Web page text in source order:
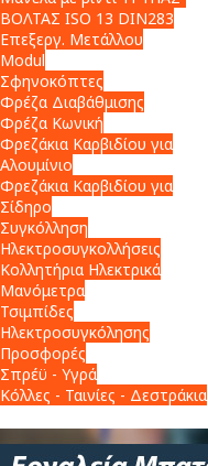
ΒΟΛΤΑΣ ISO 13 DIN283
Επεξεργ. Μετάλλου
Modul
Σφηνοκόπτες
Φρέζα Διαβάθμισης
Φρέζα Κωνική
Φρεζάκια Καρβιδίου για
Αλουμίνιο
Φρεζάκια Καρβιδίου για
Σίδηρο
Συγκόλληση
Ηλεκτροσυγκολλήσεις
Κολλητήρια Ηλεκτρικά
Μανόμετρα
Τσιμπίδες
Ηλεκτροσυγκόλησης
Προσφορές
Σπρέϋ - Υγρά
Κόλλες - Ταινίες - Δεστράκια